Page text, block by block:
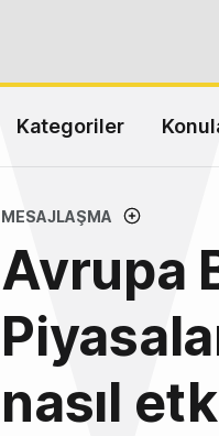
Kategoriler
MESAJLAŞMA
Avrupa
nasıl